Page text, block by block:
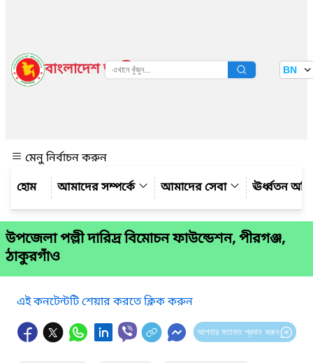
বাংলাদেশ জাতীয় তথ্য বাতায়ন BN
মেনু নির্বাচন করুন
আমাদের সম্পর্কে
আমাদের সেবা ঊর্ধ্বতন
উপজেলা পল্লী দারিদ্র বিমোচন ফাউন্ডেশন, পীরগঞ্জ,
ঠাকুরগাঁও
এই কনটেন্টটি শেয়ার করতে ক্লিক করুন
আপনার মতামত প্রদান করুন